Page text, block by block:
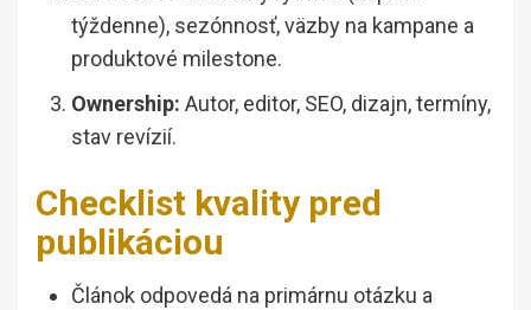
týždenne), sezónnosť, väzby na kampane a
produktové milestone.
Ownership: Autor, editor, SEO, dizajn, termíny,
stav revízií.
Checklist kvality pred
publikáciou
Článok odpovedá na primárnu otázku a